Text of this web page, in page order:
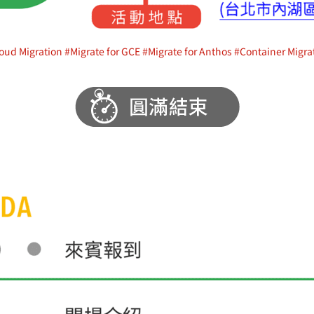
Migration #Migrate for GCE#Migrate for Anthos #Container